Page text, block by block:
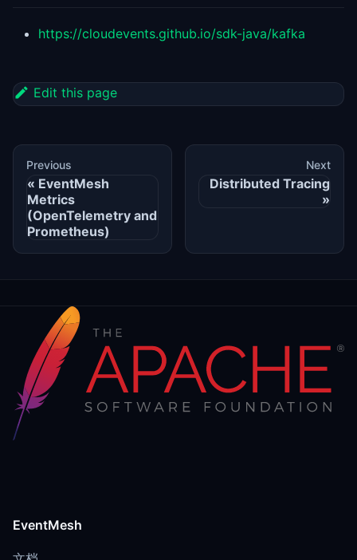
https://cloudevents.github.io/sdk-java/kafka
Edit this page
Previous
EventMesh
Metrics
(OpenTelemetry and
Prometheus)
Next
Distributed Tracing
EventMesh